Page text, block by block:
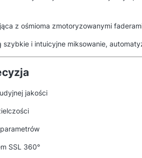
z ośmioma zmotoryzowanymi
szybkie i intuicyjne miksowanie,
jakości
SSL 360°